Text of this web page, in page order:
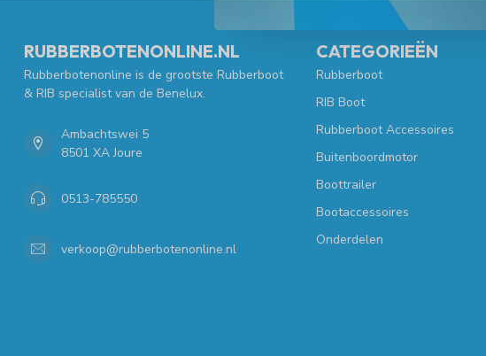
RUBBERBOTENONLINE.NL
Rubberbotenonline is de grootste Rubberboot
& RIB specialist van de Benelux.
Ambachtswei 5
8501 XA Joure
0513-785550
verkoop@rubberbotenonline.nl
CATEGORIEËN
Rubberboot
RIB Boot
Rubberboot Accessoires
Buitenboordmotor
Boottrailer
Bootaccessoires
Onderdelen